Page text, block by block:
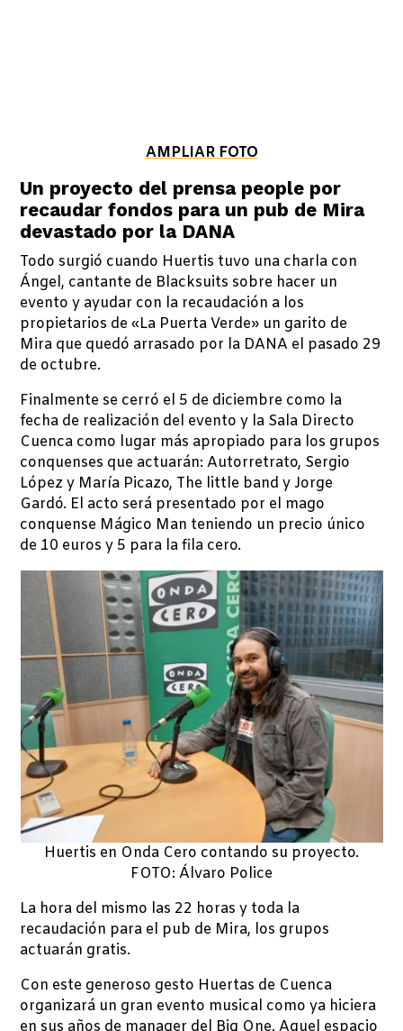
AMPLIAR FOTO
Un proyecto del prensa people por
recaudar fondos para un pub de Mira
devastado por la DANA
Todo surgió cuando Huertis tuvo una charla con
Ángel, cantante de Blacksuits sobre hacer un
evento y ayudar con la recaudación a los
propietarios de «La Puerta Verde» un garito de
Mira que quedó arrasado por la DANA el pasado 29
de octubre.
Finalmente se cerró el 5 de diciembre como la
fecha de realización del evento y la Sala Directo
Cuenca como lugar más apropiado para los grupos
conquenses que actuarán: Autorretrato, Sergio
López y María Picazo, The little band y Jorge
Gardó. El acto será presentado por el mago
conquense Mágico Man teniendo un precio único
de 10 euros y 5 para la fila cero.
Huertis en Onda Cero contando su proyecto.
FOTO: Álvaro Police
La hora del mismo las 22 horas y toda la
recaudación para el pub de Mira, los grupos
actuarán gratis.
Con este generoso gesto Huertas de Cuenca
organizará un gran evento musical como ya hiciera
en sus años de manager del Big One. Aquel espacio